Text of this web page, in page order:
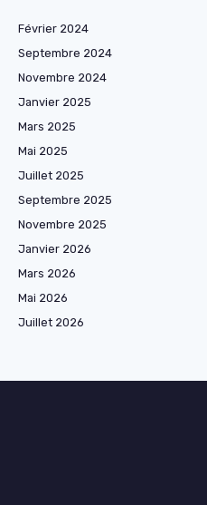
Février 2024
Septembre 2024
Novembre 2024
Janvier 2025
Mars 2025
Mai 2025
Juillet 2025
Septembre 2025
Novembre 2025
Janvier 2026
Mars 2026
Mai 2026
Juillet 2026